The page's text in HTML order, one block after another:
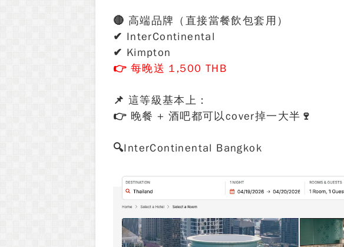
🔴 高端品牌（直接當餐飲包套用）
✔ InterContinental
✔ Kimpton
👉 每晚送 1,500 THB
📌 這等級基本上：
👉 晚餐 + 酒吧都可以cover掉一大半🍷
🔍InterContinental Bangkok